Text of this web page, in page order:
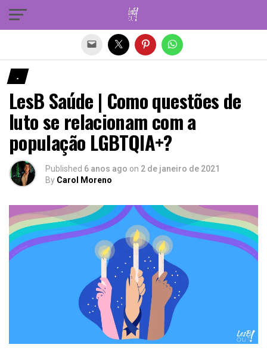
.
LesB Saúde | Como questões de
luto se relacionam com a
população LGBTQIA+?
Published 6 anos ago on 2 de janeiro de 2021
By Carol Moreno
Sair da versão mobile